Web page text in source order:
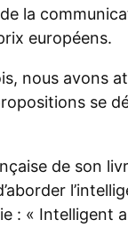
la
européens.
nous avons
se
de son
: « Intelligent